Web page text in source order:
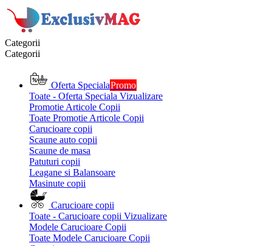
Categorii
Categorii
Oferta SpecialaPromo
Toate - Oferta Speciala Vizualizare
Promotie Articole Copii
Toate Promotie Articole Copii
Carucioare copii
Scaune auto copii
Scaune de masa
Patuturi copii
Leagane si Balansoare
Masinute copii
Carucioare copii
Toate - Carucioare copii Vizualizare
Modele Carucioare Copii
Toate Modele Carucioare Copii